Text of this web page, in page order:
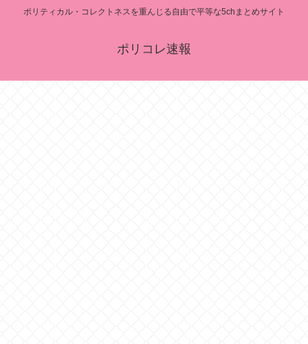
ポリティカル・コレクトネスを重んじる自由で平等な5chまとめサイト
ポリコレ速報